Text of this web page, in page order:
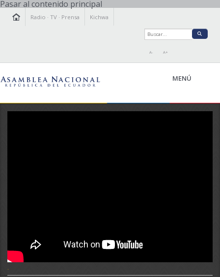
Pasar al contenido principal
Radio ·TV · Prensa Kichwa
A- A+
MENÚ